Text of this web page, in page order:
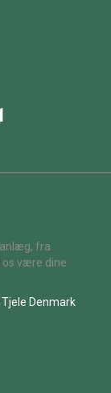
fra
os være dine
Denmark